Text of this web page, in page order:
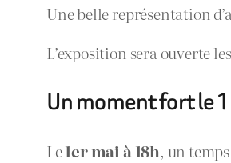
Une belle représentation
L’exposition sera ouverte les
Un moment fort le
Le1er mai à 18h, un